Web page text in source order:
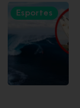
Esportes